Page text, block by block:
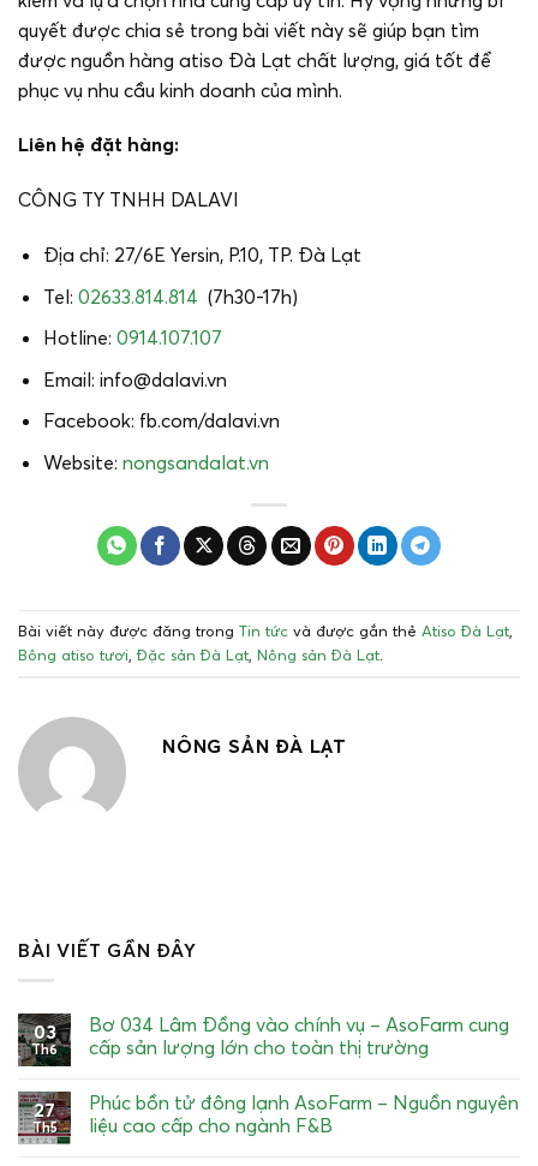
quyết được chia sẻ trong bài viết này sẽ giúp bạn tìm
được nguồn hàng atiso Đà Lạt chất lượng, giá tốt để
phục vụ nhu cầu kinh doanh của mình.
Liên hệ đặt hàng:
CÔNG TY TNHH DALAVI
Địa chỉ: 27/6E Yersin, P.10, TP. Đà Lạt
Tel: 02633.814.814 (7h30-17h)
Hotline: 0914.107.107
Email: info@dalavi.vn
Facebook: fb.com/dalavi.vn
Website: nongsandalat.vn
Bài viết này được đăng trong Tin tức và được gắn thẻ Atiso Đà Lạt,
Bông atiso tươi,Đặc sản Đà Lạt, Nông sản Đà Lạt.
NÔNG SẢN ĐÀ LẠT
BÀI VIẾT GẦN ĐÂY
03
Th6
Bơ 034 Lâm Đồng vào chính vụ – AsoFarm cung
cấp sản lượng lớn cho toàn thị trường
27
Th5
Phúc bồn tử đông lạnh AsoFarm – Nguồn nguyên
liệu cao cấp cho ngành F&B